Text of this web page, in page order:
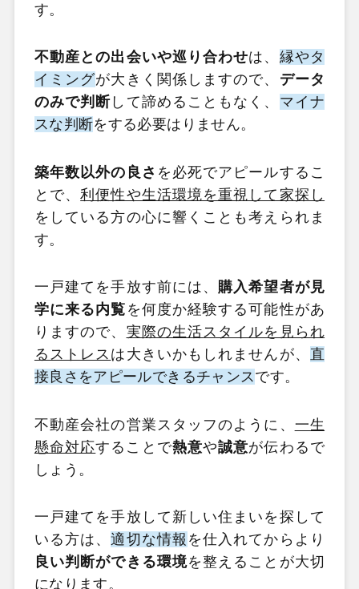
す。
不動産との出会いや巡り合わせは、 縁やタ
イミングが大きく関係しますので、 データ
のみで判断 して諦めることもなく、 マイナ
スな判断をする必要はりません。
築年数以外の良さ を必死でアピールするこ
とで、利便性や生活環境を重視して家探し
をしている方の心に響くことも考えられま
す。
一戸建てを手放す前には、 購入希望者が見
学に来る内覧 を何度か経験する可能性があ
りますので、 実際の生活スタイルを見られ
るストレス は大きいかもしれませんが、 直
接良さをアピールできるチャンスです。
不動産会社の営業スタッフのように、 一生
懸命対応することで熱意や誠意が伝わるで
しょう。
一戸建てを手放して新しい住まいを探して
いる方は、適切な情報 を仕入れてからより
良い判断ができる環境を整えることが大切
になります。